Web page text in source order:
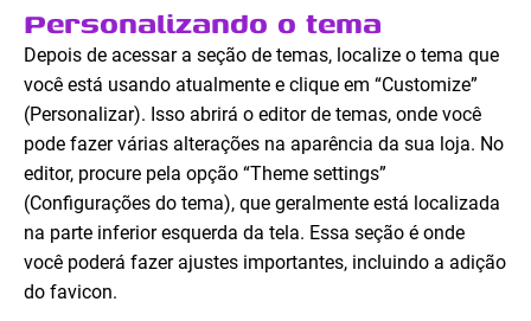
Personalizando o tema
Depois de acessar a seção de temas, localize o tema que
você está usando atualmente e clique em “Customize”
(Personalizar). Isso abrirá o editor de temas, onde você
pode fazer várias alterações na aparência da sua loja. No
editor, procure pela opção “Theme settings”
(Configurações do tema), que geralmente está localizada
na parte inferior esquerda da tela. Essa seção é onde
você poderá fazer ajustes importantes, incluindo a adição
do favicon.